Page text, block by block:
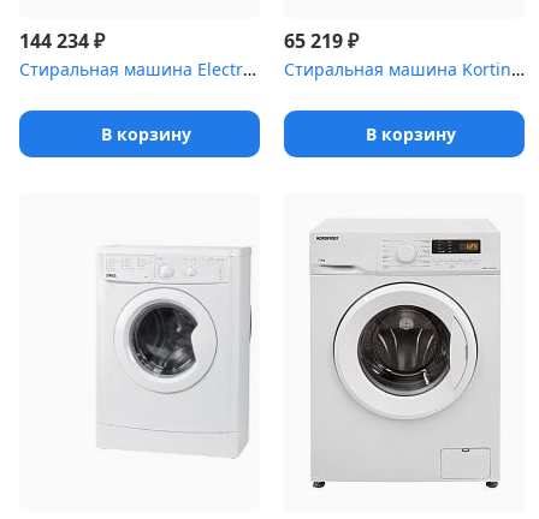
144 234₽
Стиральная машина Electrolux EW9F7607WCE
В корзину
65 219₽
Стиральная машина Korting KWM 45IS148
В корзину